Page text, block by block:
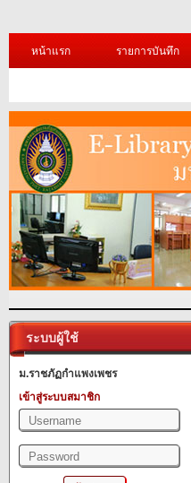
หน้าแรก รายการบันทึก
ระบบผู้ใช้
ม.ราชภัฏกำแพงเพชร
เข้าสู่ระบบสมาชิก